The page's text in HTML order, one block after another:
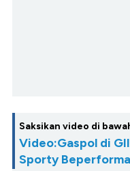
Saksikan video di
Video:Gaspol di
Sporty